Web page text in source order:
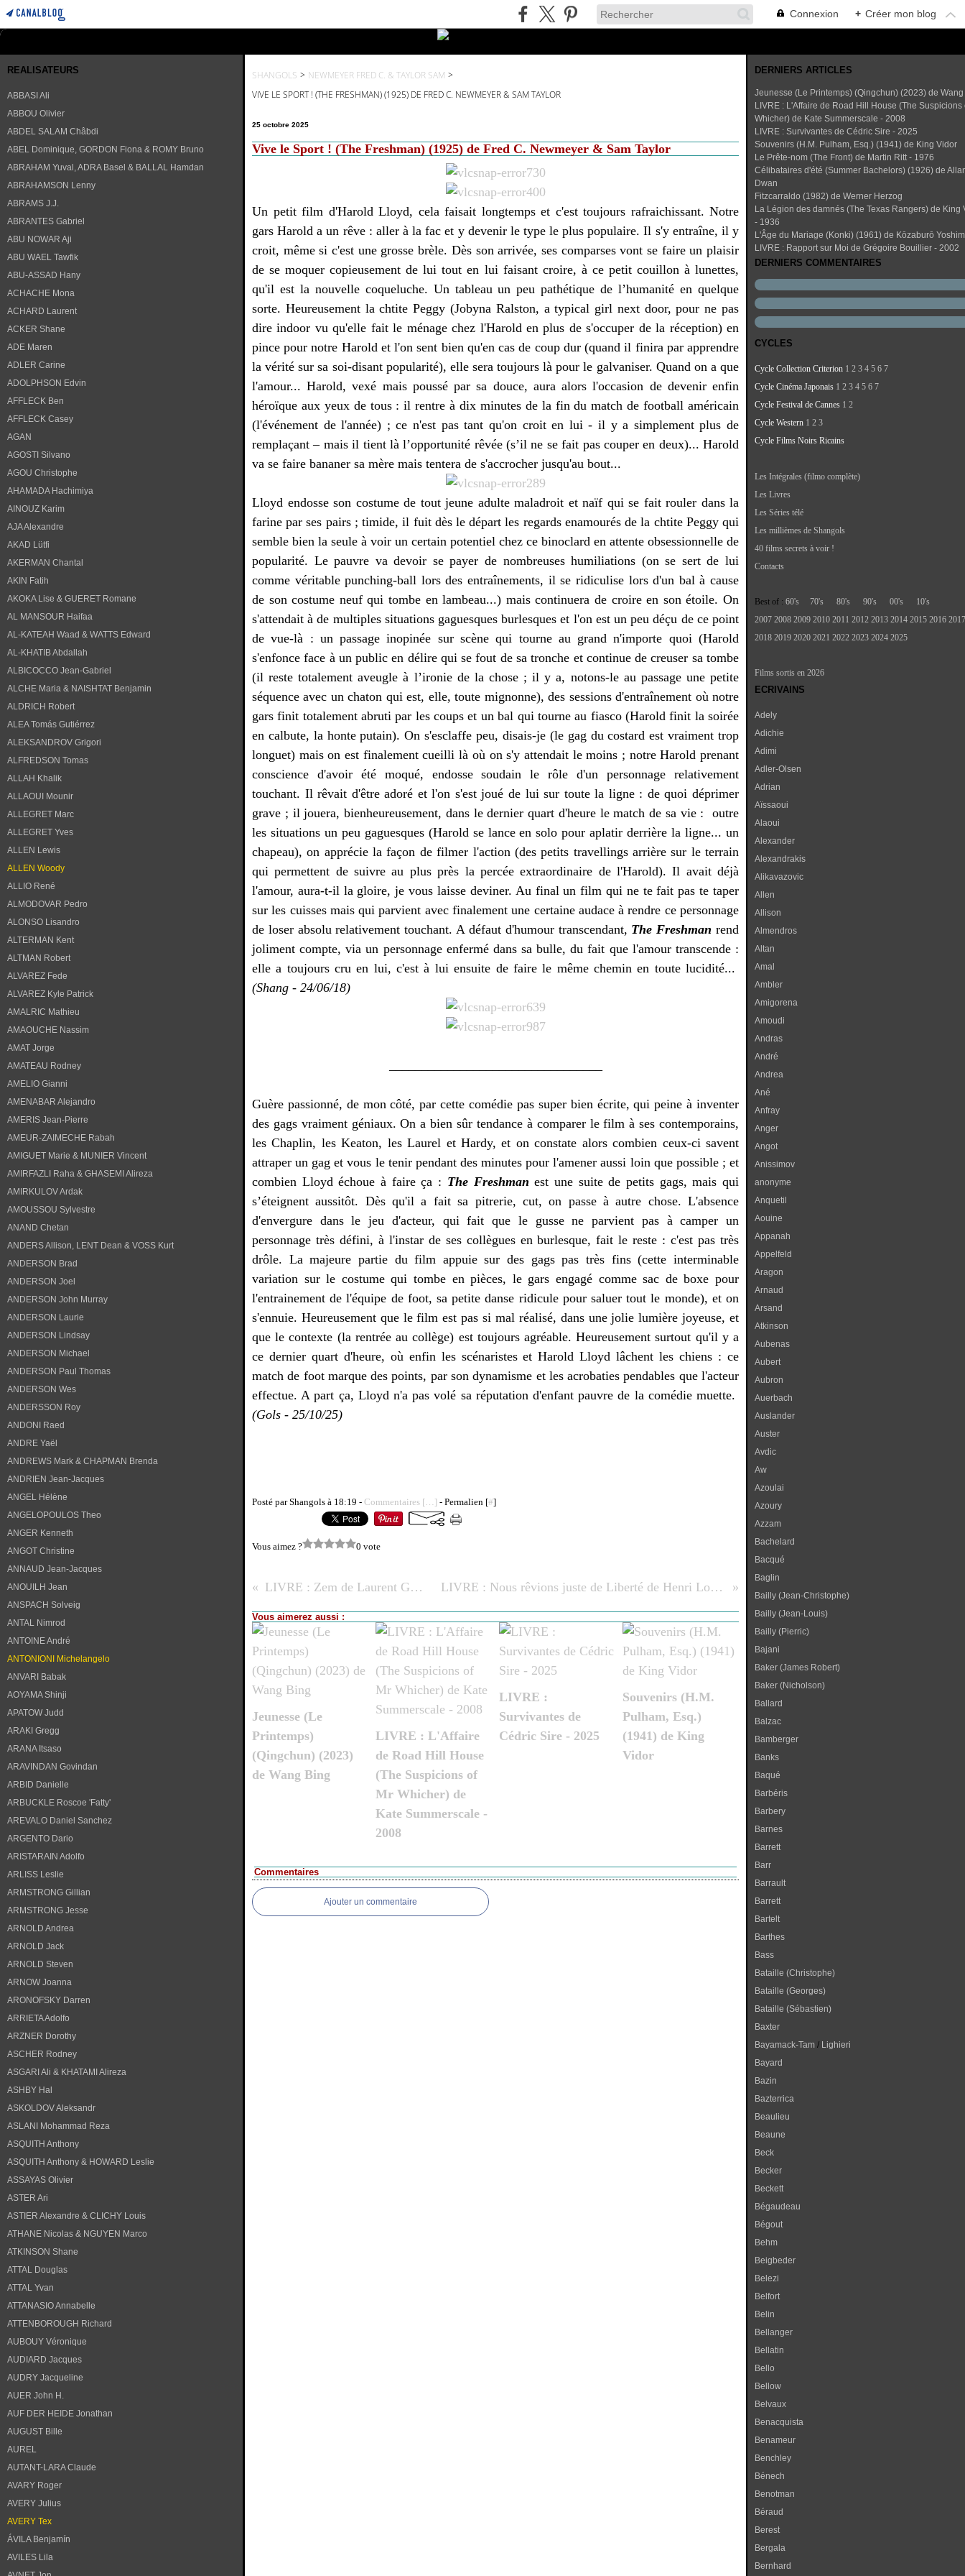
Connexion + Créer mon blog
REALISATEURS
ABBASI Ali
ABBOU Olivier
ABDEL SALAM Châbdi
ABEL Dominique, GORDON Fiona & ROMY Bruno
ABRAHAM Yuval, ADRA Basel & BALLAL Hamdan
ABRAHAMSON Lenny
ABRAMS J.J.
ABRANTES Gabriel
ABU NOWAR Aji
ABU WAEL Tawfik
ABU-ASSAD Hany
ACHACHE Mona
ACHARD Laurent
ACKER Shane
ADE Maren
ADLER Carine
ADOLPHSON Edvin
AFFLECK Ben
AFFLECK Casey
AGAN
AGOSTI Silvano
AGOU Christophe
AHAMADA Hachimiya
AINOUZ Karim
AJA Alexandre
AKAD Lütfi
AKERMAN Chantal
AKIN Fatih
AKOKA Lise & GUERET Romane
AL MANSOUR Haifaa
AL-KATEAH Waad & WATTS Edward
AL-KHATIB Abdallah
ALBICOCCO Jean-Gabriel
ALCHE Maria & NAISHTAT Benjamin
ALDRICH Robert
ALEA Tomás Gutiérrez
ALEKSANDROV Grigori
ALFREDSON Tomas
ALLAH Khalik
ALLAOUI Mounir
ALLEGRET Marc
ALLEGRET Yves
ALLEN Lewis
ALLEN Woody
ALLIO René
ALMODOVAR Pedro
ALONSO Lisandro
ALTERMAN Kent
ALTMAN Robert
ALVAREZ Fede
ALVAREZ Kyle Patrick
AMALRIC Mathieu
AMAOUCHE Nassim
AMAT Jorge
AMATEAU Rodney
AMELIO Gianni
AMENABAR Alejandro
AMERIS Jean-Pierre
AMEUR-ZAIMECHE Rabah
AMIGUET Marie & MUNIER Vincent
AMIRFAZLI Raha & GHASEMI Alireza
AMIRKULOV Ardak
AMOUSSOU Sylvestre
ANAND Chetan
ANDERS Allison, LENT Dean & VOSS Kurt
ANDERSON Brad
ANDERSON Joel
ANDERSON John Murray
ANDERSON Laurie
ANDERSON Lindsay
ANDERSON Michael
ANDERSON Paul Thomas
ANDERSON Wes
ANDERSSON Roy
ANDONI Raed
ANDRE Yaël
ANDREWS Mark & CHAPMAN Brenda
ANDRIEN Jean-Jacques
ANGEL Hélène
ANGELOPOULOS Theo
ANGER Kenneth
ANGOT Christine
ANNAUD Jean-Jacques
ANOUILH Jean
ANSPACH Solveig
ANTAL Nimrod
ANTOINE André
ANTONIONI Michelangelo
ANVARI Babak
AOYAMA Shinji
APATOW Judd
ARAKI Gregg
ARANA Itsaso
ARAVINDAN Govindan
ARBID Danielle
ARBUCKLE Roscoe 'Fatty'
AREVALO Daniel Sanchez
ARGENTO Dario
ARISTARAIN Adolfo
ARLISS Leslie
ARMSTRONG Gillian
ARMSTRONG Jesse
ARNOLD Andrea
ARNOLD Jack
ARNOLD Steven
ARNOW Joanna
ARONOFSKY Darren
ARRIETA Adolfo
ARZNER Dorothy
ASCHER Rodney
ASGARI Ali & KHATAMI Alireza
ASHBY Hal
ASKOLDOV Aleksandr
ASLANI Mohammad Reza
ASQUITH Anthony
ASQUITH Anthony & HOWARD Leslie
ASSAYAS Olivier
ASTER Ari
ASTIER Alexandre & CLICHY Louis
ATHANE Nicolas & NGUYEN Marco
ATKINSON Shane
ATTAL Douglas
ATTAL Yvan
ATTANASIO Annabelle
ATTENBOROUGH Richard
AUBOUY Véronique
AUDIARD Jacques
AUDRY Jacqueline
AUER John H.
AUF DER HEIDE Jonathan
AUGUST Bille
AUREL
AUTANT-LARA Claude
AVARY Roger
AVERY Julius
AVERY Tex
ÁVILA Benjamín
AVILES Lila
SHANGOLS > NEWMEYER FRED C. & TAYLOR SAM >
VIVE LE SPORT ! (THE FRESHMAN) (1925) DE FRED C. NEWMEYER & SAM TAYLOR
25 octobre 2025
Vive le Sport ! (The Freshman) (1925) de Fred C. Newmeyer & Sam Taylor
Un petit film d'Harold Lloyd, cela faisait longtemps et c'est toujours rafraichissant. Notre
gars Harold a un rêve : aller à la fac et y devenir le type le plus populaire. Il s'y entraîne, il y
croit, même si c'est une grosse brèle. Dès son arrivée, ses comparses vont se faire un plaisir
de se moquer copieusement de lui tout en lui faisant croire, à ce petit couillon à lunettes,
qu'il est la nouvelle coqueluche. Un tableau un peu pathétique de l’humanité en quelque
sorte. Heureusement la chtite Peggy (Jobyna Ralston, a typical girl next door, pour ne pas
dire indoor vu qu'elle fait le ménage chez l'Harold en plus de s'occuper de la réception) en
pince pour notre Harold et l'on sent bien qu'en cas de coup dur (quand il finira par apprendre
la vérité sur sa soi-disant popularité), elle sera toujours là pour le galvaniser. Quand on a que
l'amour... Harold, vexé mais poussé par sa douce, aura alors l'occasion de devenir enfin
héroïque aux yeux de tous : il rentre à dix minutes de la fin du match de football américain
(l'événement de l'année) ; ce n'est pas tant qu'on croit en lui - il y a simplement plus de
remplaçant – mais il tient là l’opportunité rêvée (s’il ne se fait pas couper en deux)... Harold
va se faire bananer sa mère mais tentera de s'accrocher jusqu'au bout...
Lloyd endosse son costume de tout jeune adulte maladroit et naïf qui se fait rouler dans la
farine par ses pairs ; timide, il fuit dès le départ les regards enamourés de la chtite Peggy qui
semble bien la seule à voir un certain potentiel chez ce binoclard en attente obsessionnelle de
popularité. Le pauvre va devoir se payer de nombreuses humiliations (on se sert de lui
comme véritable punching-ball lors des entraînements, il se ridiculise lors d'un bal à cause
de son costume neuf qui tombe en lambeau...) mais continuera de croire en son étoile. On
s'attendait à de multiples situations gaguesques burlesques et l'on est un peu déçu de ce point
de vue-là : un passage inopinée sur scène qui tourne au grand n'importe quoi (Harold
s'enfonce face à un public en délire qui se fout de sa tronche et continue de creuser sa tombe
(il reste totalement aveugle à l’ironie de la chose ; il y a, notons-le au passage une petite
séquence avec un chaton qui est, elle, toute mignonne), des sessions d'entraînement où notre
gars finit totalement abruti par les coups et un bal qui tourne au fiasco (Harold finit la soirée
en calbute, la honte putain). On s'esclaffe peu, disais-je (le gag du costard est vraiment trop
longuet) mais on est finalement cueilli là où on s'y attendait le moins ; notre Harold prenant
conscience d'avoir été moqué, endosse soudain le rôle d'un personnage relativement
touchant. Il rêvait d'être adoré et l'on s'est joué de lui sur toute la ligne : de quoi déprimer
grave ; il jouera, bienheureusement, dans le dernier quart d'heure le match de sa vie : outre
les situations un peu gaguesques (Harold se lance en solo pour aplatir derrière la ligne... un
chapeau), on apprécie la façon de filmer l'action (des petits travellings arrière sur le terrain
qui permettent de suivre au plus près la percée extraordinaire de l'Harold). Il avait déjà
l'amour, aura-t-il la gloire, je vous laisse deviner. Au final un film qui ne te fait pas te taper
sur les cuisses mais qui parvient avec finalement une certaine audace à rendre ce personnage
de loser absolu relativement touchant. A défaut d'humour transcendant, The Freshman rend
joliment compte, via un personnage enfermé dans sa bulle, du fait que l'amour transcende :
elle a toujours cru en lui, c'est à lui ensuite de faire le même chemin en toute lucidité...
(Shang - 24/06/18)
Guère passionné, de mon côté, par cette comédie pas super bien écrite, qui peine à inventer
des gags vraiment géniaux. On a bien sûr tendance à comparer le film à ses contemporains,
les Chaplin, les Keaton, les Laurel et Hardy, et on constate alors combien ceux-ci savent
attraper un gag et vous le tenir pendant des minutes pour l'amener aussi loin que possible ; et
combien Lloyd échoue à faire ça : The Freshman est une suite de petits gags, mais qui
s’éteignent aussitôt. Dès qu'il a fait sa pitrerie, cut, on passe à autre chose. L'absence
d'envergure dans le jeu d'acteur, qui fait que le gusse ne parvient pas à camper un
personnage très défini, à l'instar de ses collègues en burlesque, fait le reste : c'est pas très
drôle. La majeure partie du film appuie sur des gags pas très fins (cette interminable
variation sur le costume qui tombe en pièces, le gars engagé comme sac de boxe pour
l'entrainement de l'équipe de foot, sa petite danse ridicule pour saluer tout le monde), et on
s'ennuie. Heureusement que le film est pas si mal réalisé, dans une jolie lumière joyeuse, et
que le contexte (la rentrée au collège) est toujours agréable. Heureusement surtout qu'il y a
ce dernier quart d'heure, où enfin les scénaristes et Harold Lloyd lâchent les chiens : ce
match de foot marque des points, par son dynamisme et les acrobaties pendables que l'acteur
effectue. A part ça, Lloyd n'a pas volé sa réputation d'enfant pauvre de la comédie muette.
(Gols - 25/10/25)
Posté par Shangols à 18:19 - Commentaires […] - Permalien [#]
Vous aimez ? 0 vote
LIVRE : Zem de Laurent Gaudé - 2025 LIVRE : Nous rêvions juste de Liberté de Henri Loevenbruck - 2015
Vous aimerez aussi :
Jeunesse (Le
Printemps)
(Qingchun) (2023)
de Wang Bing
LIVRE : L'Affaire
de Road Hill House
(The Suspicions of
Mr Whicher) de
Kate Summerscale -
2008
LIVRE :
Survivantes de
Cédric Sire - 2025
Souvenirs (H.M.
Pulham, Esq.)
(1941) de King
Vidor
Commentaires
Ajouter un commentaire
DERNIERS ARTICLES
Jeunesse (Le Printemps) (Qingchun) (2023) de
LIVRE : L'Affaire de Road Hill House (The Suspicions
Whicher) de Kate Summerscale - 2008
LIVRE : Survivantes de Cédric Sire - 2025
Souvenirs (H.M. Pulham, Esq.) (1941) de King Vidor
Le Prête-nom (The Front) de Martin Ritt - 1976
Célibataires d'été (Summer Bachelors) (1926) de
Dwan
Fitzcarraldo (1982) de Werner Herzog
La Légion des damnés (The Texas Rangers) de King
- 1936
L'Âge du Mariage (Konki) (1961) de Kōzaburō
LIVRE : Rapport sur Moi de Grégoire Bouillier - 2002
DERNIERS COMMENTAIRES
CYCLES
Cycle Collection Criterion 1 2 3 4 5 6 7
Cycle Cinéma Japonais 1 2 3 4 5 6 7
Cycle Festival de Cannes 1 2
Cycle Western 1 2 3
Cycle Films Noirs Ricains
Les Intégrales (filmo complète)
Les Livres
Les Séries télé
Les millièmes de Shangols
40 films secrets à voir !
Contacts
Best of : 60's 70's 80's 90's 00's
10's
2007 2008 2009 2010 2011 2012 2013 2014 2015 2016 2017
2018 2019 2020 2021 2022 2023 2024 2025
Films sortis en 2026
ECRIVAINS
Adely
Adichie
Adimi
Adler-Olsen
Adrian
Aïssaoui
Alaoui
Alexander
Alexandrakis
Alikavazovic
Allen
Allison
Almendros
Altan
Amal
Ambler
Amigorena
Amoudi
Andras
André
Andrea
Ané
Anfray
Anger
Angot
Anissimov
anonyme
Anquetil
Aouine
Appanah
Appelfeld
Aragon
Arnaud
Arsand
Atkinson
Aubenas
Aubert
Aubron
Auerbach
Auslander
Auster
Avdic
Aw
Azoulai
Azoury
Azzam
Bachelard
Bacqué
Baglin
Bailly (Jean-Christophe)
Bailly (Jean-Louis)
Bailly (Pierric)
Bajani
Baker (James Robert)
Baker (Nicholson)
Ballard
Balzac
Bamberger
Banks
Baqué
Barbéris
Barbery
Barnes
Barrett
Barr
Barrault
Barrett
Bartelt
Barthes
Bass
Bataille (Christophe)
Bataille (Georges)
Bataille (Sébastien)
Baxter
Bayamack-Tam / Lighieri
Bayard
Bazin
Bazterrica
Beaulieu
Beaune
Beck
Becker
Beckett
Bégaudeau
Bégout
Behm
Beigbeder
Belezi
Belfort
Belin
Bellanger
Bellatin
Bello
Bellow
Belvaux
Benacquista
Benameur
Benchley
Bénech
Benotman
Béraud
Berest
Bergala
Bernhard